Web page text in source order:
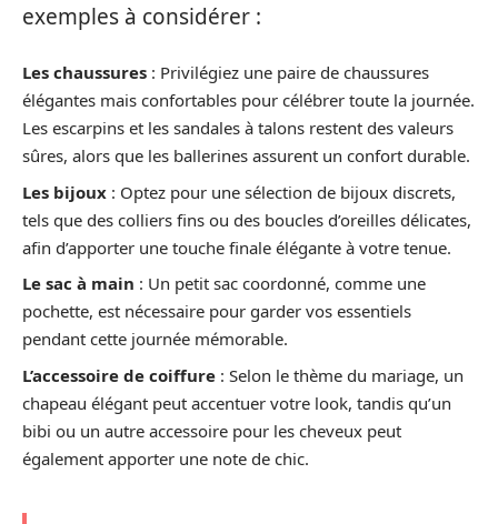
exemples à considérer :
Les chaussures : Privilégiez une paire de chaussures
élégantes mais confortables pour célébrer toute la journée.
Les escarpins et les sandales à talons restent des valeurs
sûres, alors que les ballerines assurent un confort durable.
Les bijoux : Optez pour une sélection de bijoux discrets,
tels que des colliers fins ou des boucles d’oreilles délicates,
afin d’apporter une touche finale élégante à votre tenue.
Le sac à main : Un petit sac coordonné, comme une
pochette, est nécessaire pour garder vos essentiels
pendant cette journée mémorable.
L’accessoire de coiffure : Selon le thème du mariage, un
chapeau élégant peut accentuer votre look, tandis qu’un
bibi ou un autre accessoire pour les cheveux peut
également apporter une note de chic.